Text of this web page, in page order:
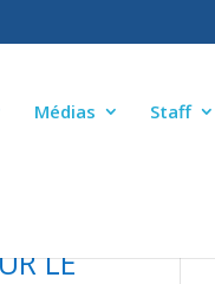
Médias Staff
LE